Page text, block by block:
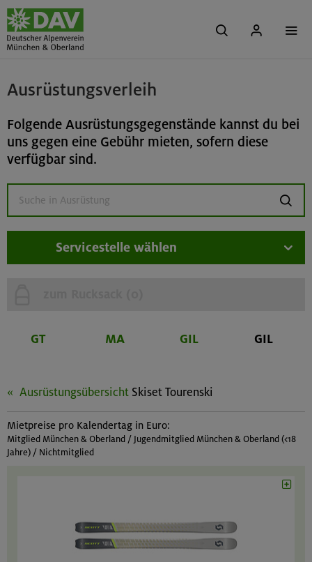
Ausrüstungsverleih
Folgende Ausrüstungsgegenstände kannst du bei
uns gegen eine Gebühr mieten, sofern diese
verfügbar sind.
suchen
Servicestelle wählen
GT MA GIL GIL
Ausrüstungsübersicht Skiset Tourenski
Mietpreise pro Kalendertag in Euro:
Mitglied München & Oberland / Jugendmitglied München & Oberland (<18
Jahre) / Nichtmitglied